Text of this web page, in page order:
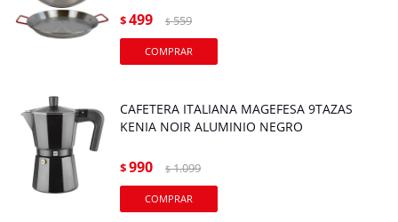
$499 $ 559
CAFETERA ITALIANA MAGEFESA 9TAZAS
KENIA NOIR ALUMINIO NEGRO
$990 $ 1.099